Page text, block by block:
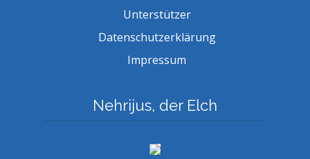
Unterstützer
Datenschutzerklärung
Impressum
Nehrijus, der Elch